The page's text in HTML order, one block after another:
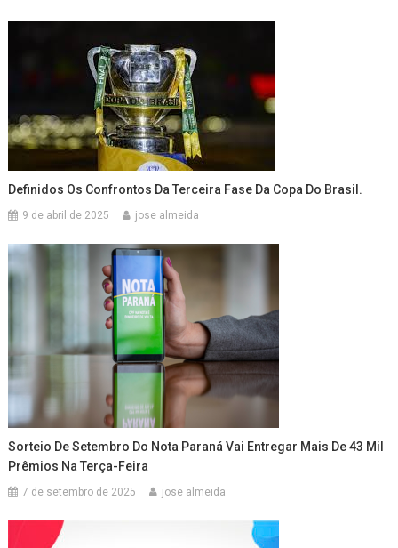
Definidos Os Confrontos Da Terceira Fase Da Copa Do Brasil.
9 de abril de 2025 jose almeida
Sorteio De Setembro Do Nota Paraná Vai Entregar Mais De 43 Mil
Prêmios Na Terça-Feira
7 de setembro de 2025 jose almeida